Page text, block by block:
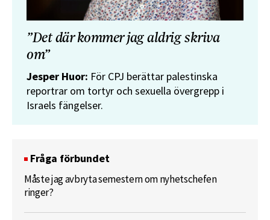
”Det där kommer jag aldrig skriva
om”
Jesper Huor: För CPJ berättar palestinska
reportrar om tortyr och sexuella övergrepp i
Israels fängelser.
Fråga förbundet
Måste jag avbryta semestern om nyhetschefen
ringer?